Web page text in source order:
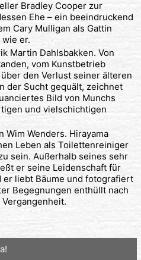
Bradley Cooper zur
Ehe – ein beeindruckend
Cary Mulligan als Gattin
er.
Martin Dahlsbakken. Von
vom Kunstbetrieb
den Verlust seiner älteren
der Sucht gequält, zeichnet
Bild von Munchs
und vielschichtigen
Wim Wenders. Hirayama
Leben als Toilettenreiniger
sein. Außerhalb seines sehr
er seine Leidenschaft für
er liebt Bäume und fotografiert
Begegnungen enthüllt nach